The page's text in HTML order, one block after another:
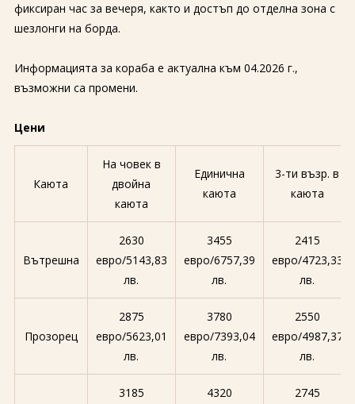
фиксиран час за вечеря, както и достъп до отделна зона с
шезлонги на борда.
Информацията за кораба е актуална към 04.2026 г.,
възможни са промени.
Цени
Каюта
На човек в
двойна
каюта
Единична
каюта
3-ти възр. в
каюта
Вътрешна
2630
евро/5143,83
лв.
3455
евро/6757,39
лв.
2415
евро/4723,33
лв.
Прозорец
2875
евро/5623,01
лв.
3780
евро/7393,04
лв.
2550
евро/4987,37
лв.
3185
4320
2745